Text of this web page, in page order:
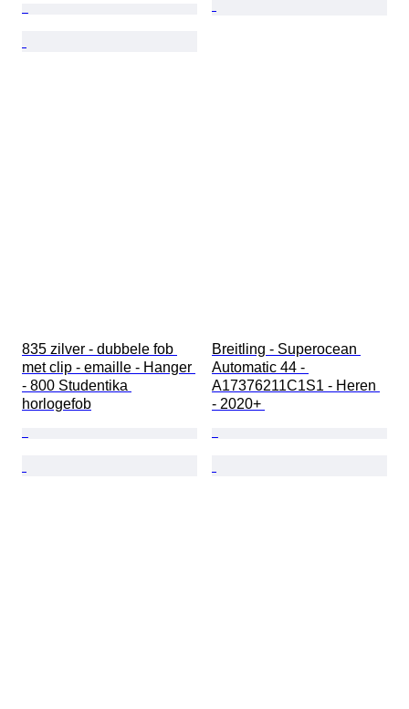
835 zilver - dubbele fob
met clip - emaille - Hanger
- 800 Studentika
horlogefob
Breitling - Superocean
Automatic 44 -
A17376211C1S1 - Heren
- 2020+